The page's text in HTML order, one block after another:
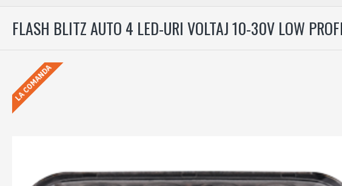
FLASH BLITZ AUTO 4 LED-URI VOLTAJ 10-30V LOW
LA COMANDA